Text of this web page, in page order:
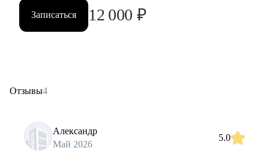
Записаться 12 000 ₽
Отзывы4
Александр
Май 2026
5.0